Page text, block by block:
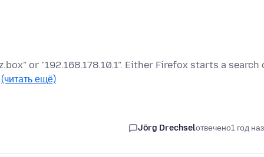
or "192.168.178.10.1". Either Firefox starts a search
(читать ещё)
Jörg Drechselотвечено1 год